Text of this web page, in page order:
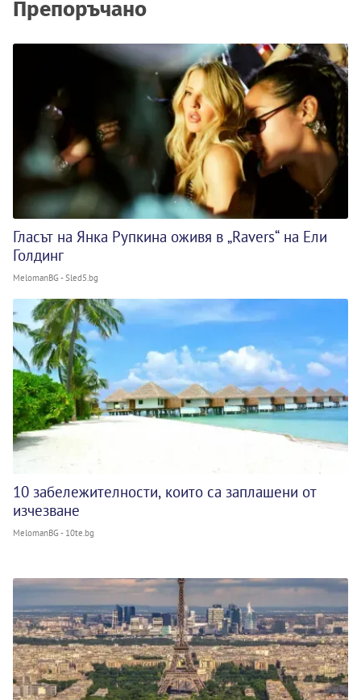
Препоръчано
Гласът на Янка Рупкина оживя в „Ravers“ на Ели
Голдинг
MelomanBG - Sled5.bg
10 забележителности, които са заплашени от
изчезване
MelomanBG - 10te.bg